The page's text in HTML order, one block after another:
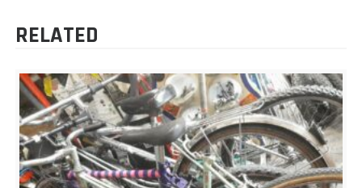
L’ARTICLE
RELATED